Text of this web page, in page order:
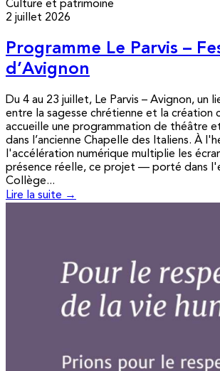
Culture et patrimoine
2 juillet 2026
Programme Le Parvis –
d’Avignon
Du 4 au 23 juillet, Le Parvis – Avignon, un
entre la sagesse chrétienne et la création
accueille une programmation de théâtre
dans l’ancienne Chapelle des Italiens. À
l'accélération numérique multiplie les
présence réelle, ce projet — porté dans
Collège...
Lire la suite →